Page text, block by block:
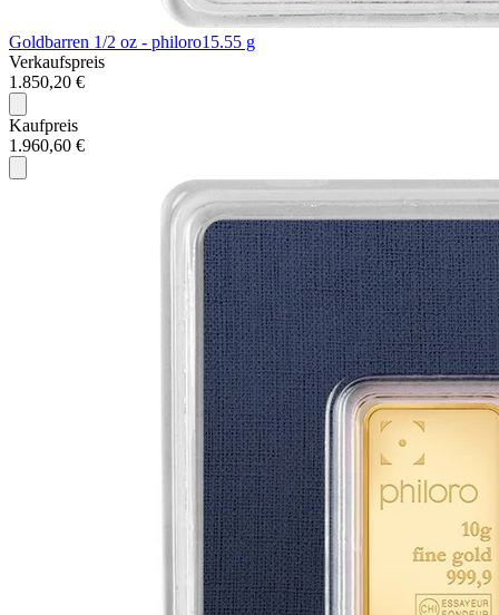
Goldbarren 1/2 oz - philoro15.55 g
Verkaufspreis
1.850,20 €
Kaufpreis
1.960,60 €